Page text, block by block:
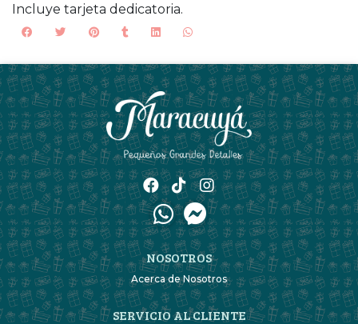
Incluye tarjeta dedicatoria.
NOSOTROS
Acerca de Nosotros
SERVICIO AL CLIENTE